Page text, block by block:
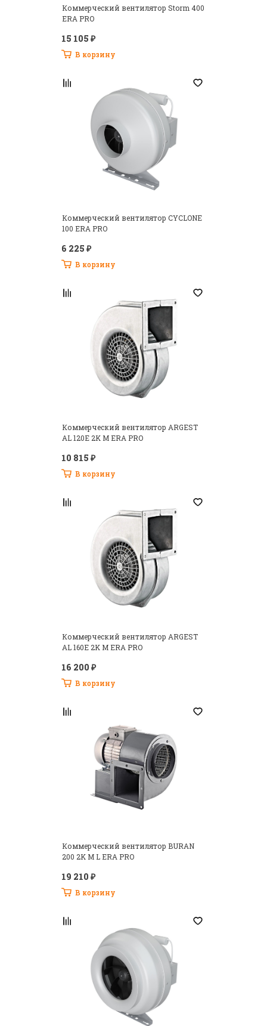
Запомнить меня на этом компьютере
Забыли свой пароль?
Коммерческий вентилятор Storm 400
ERA PRO
15 105 ₽
В корзину
Коммерческий вентилятор CYCLONE
100 ERA PRO
6 225 ₽
В корзину
Коммерческий вентилятор ARGEST
AL 120E 2K M ERA PRO
10 815 ₽
В корзину
Коммерческий вентилятор ARGEST
AL 160E 2K M ERA PRO
16 200 ₽
В корзину
Коммерческий вентилятор BURAN
200 2K M L ERA PRO
19 210 ₽
В корзину